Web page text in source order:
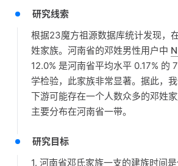
研究线索
根据23魔方祖源数据库统计发现，
姓家族。河南省的邓姓男性用户中
12.0% 是河南省平均水平 0.17% 的
学检验，此家族非常显著。据此，
下游可能存在一个人数众多的邓姓
主要分布在河南省一带。
研究目标
1. 河南省邓氏家族一支的建族时间是